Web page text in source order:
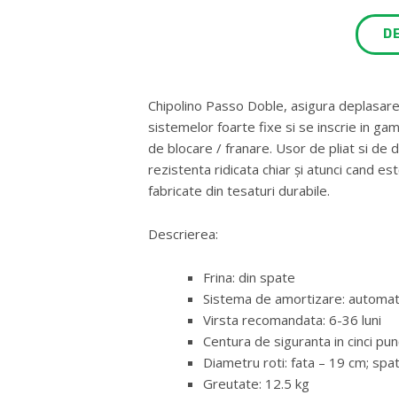
Chipolino Passo Doble, asigura
sistemelor foarte fixe si se inscrie in
de blocare / franare. Usor de pliat si de
rezistenta ridicata chiar și atunci cand
fabricate din tesaturi durabile.
Descrierea:
Frina: din spate
Sistema de amortizare:
Virsta recomandata: 6-36 luni
Centura de siguranta in cinci
Diametru roti: fata – 19 cm;
Greutate: 12.5 kg